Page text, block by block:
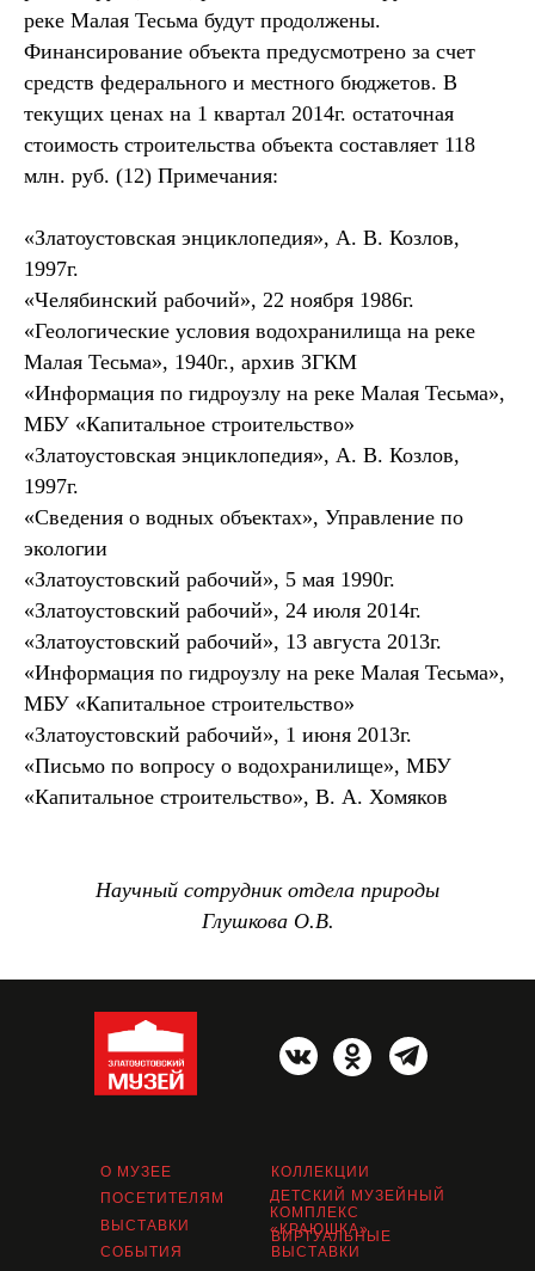
реке Малая Тесьма будут продолжены.
Финансирование объекта предусмотрено за счет
средств федерального и местного бюджетов. В
текущих ценах на 1 квартал 2014г. остаточная
стоимость строительства объекта составляет 118
млн. руб. (12) Примечания:
«Златоустовская энциклопедия», А. В. Козлов,
1997г.
«Челябинский рабочий», 22 ноября 1986г.
«Геологические условия водохранилища на реке
Малая Тесьма», 1940г., архив ЗГКМ
«Информация по гидроузлу на реке Малая Тесьма»,
МБУ «Капитальное строительство»
«Златоустовская энциклопедия», А. В. Козлов,
1997г.
«Сведения о водных объектах», Управление по
экологии
«Златоустовский рабочий», 5 мая 1990г.
«Златоустовский рабочий», 24 июля 2014г.
«Златоустовский рабочий», 13 августа 2013г.
«Информация по гидроузлу на реке Малая Тесьма»,
МБУ «Капитальное строительство»
«Златоустовский рабочий», 1 июня 2013г.
«Письмо по вопросу о водохранилище», МБУ
«Капитальное строительство», В. А. Хомяков
Научный сотрудник отдела природы
Глушкова О.В.
КОЛЛЕКЦИИ
ВИРТУАЛЬНЫЕ
ВЫСТАВКИ
ДЕТСКИЙ МУЗЕЙНЫЙ
КОМПЛЕКС
«КРАЮШКА»
О МУЗЕЕ
ВЫСТАВКИ
СОБЫТИЯ
ПОСЕТИТЕЛЯМ